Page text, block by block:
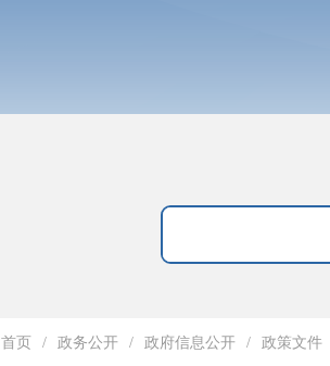
首页 / 政务公开 / 政府信息公开 / 政策文件